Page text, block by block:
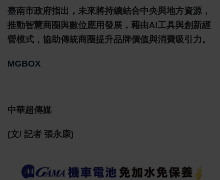
臺南市政府指出，未來將持續結合中央與地方資源，
推動智慧商圈與數位應用發展，藉由AI工具與創新經
營模式，協助傳統商圈提升品牌價值與消費吸引力。
MGBOX
中華超傳媒
(文/ 記者 張永康)